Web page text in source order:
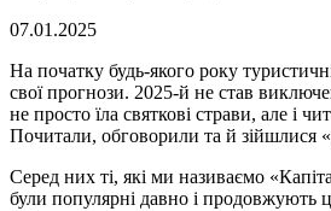
07.01.2025
На початку будь-якого року
свої прогнози. 2025-й не став
не просто їла святкові страви, але і
Почитали, обговорили та й зійшлися
Серед них ті, які ми називаємо
були популярні давно і продовжують